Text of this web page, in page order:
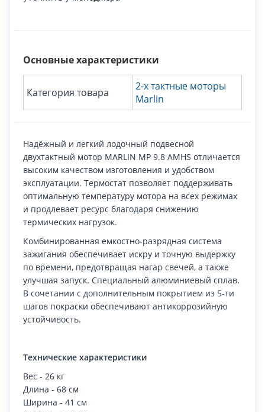
Основные характеристики
Категория товара
2-х тактные моторы
Marlin
Надёжный и легкий лодочный подвесной
двухтактный мотор MARLIN MP 9.8 AMHS отличается
высоким качеством изготовления и удобством
эксплуатации. Термостат позволяет поддерживать
оптимальную температуру мотора на всех режимах
и продлевает ресурс благодаря снижению
термических нагрузок.
Комбинированная емкостно-разрядная система
зажигания обеспечивает искру и точную выдержку
по времени, предотвращая нагар свечей, а также
улучшая запуск. Специальный алюминиевый сплав.
В сочетании с дополнительным покрытием из 5-ти
шагов покраски обеспечивают антикоррозийную
устойчивость.
Технические характеристики
Вес - 26 кг
Длина - 68 см
Ширина - 41 см